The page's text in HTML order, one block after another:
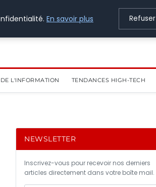
L'INFORMATION TENDANCES HIGH-TECH
NEWSLETTER
Inscrivez-vous pour recevoir nos derniers
articles directement dans votre boîte mail.
En savoir plus Refuser